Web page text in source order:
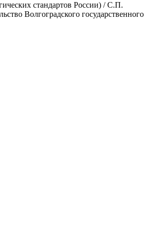
стандартов России) / С.П.
Волгоградского государственного